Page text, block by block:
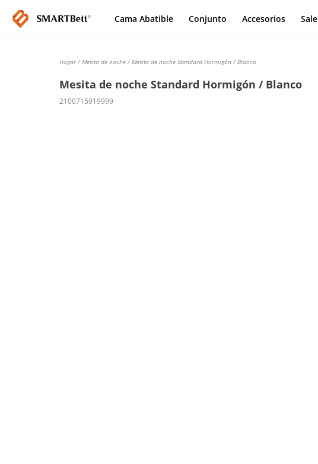
Cama Abatible Conjunto Accesorios Sale
Hogar / Mesita de noche / Mesita de noche Standard Hormigón / Blanco
Mesita de noche Standard Hormigón / Blanco
2100715919999